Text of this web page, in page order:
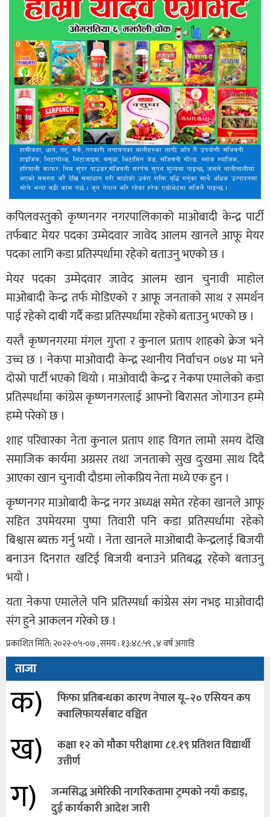
कपिलवस्तुको कृष्णनगर नगरपालिकाको माओबादी केन्द्र पार्टी
तर्फबाट मेयर पदका उम्मेदवार जावेद आलम खानले आफू मेयर
पदका लागि कडा प्रतिस्पर्धामा रहेको बताउनु भएको छ ।
मेयर पदका उम्मेदवार जावेद आलम खान चुनावी माहोल
माओबादी केन्द्र तर्फ मोडिएको र आफू जनताको साथ र समर्थन
पाई रहेको दाबी गर्दै कडा प्रतिस्पर्धामा रहेको बताउनु भएको छ ।
यस्तै कृष्णनगरमा मंगल गुप्ता र कुनाल प्रताप शाहको क्रेज भने
उच्च छ । नेकपा माओवादी केन्द्र स्थानीय निर्वाचन ०७४ मा भने
दोस्रो पार्टी भएको थियो । माओवादी केन्द्र र नेकपा एमालेको कडा
प्रतिस्पर्धामा कांग्रेस कृष्णनगरलाई आफ्नो बिरासत जोगाउन हम्मे
हम्मे परेको छ ।
शाह परिवारका नेता कुनाल प्रताप शाह विगत लामो समय देखि
समाजिक कार्यमा अग्रसर तथा जनताको सुख दुःखमा साथ दिदै
आएका खान चुनावी दौडमा लाेकप्रिय नेता मध्ये एक हुन ।
कृष्णनगर माओबादी केन्द्र नगर अध्यक्ष समेत रहेका खानले आफू
सहित उपमेयरमा पुष्पा तिवारी पनि कडा प्रतिस्पर्धामा रहेको
बिश्वास ब्यक्त गर्नु भयो । नेता खानले माओबादी केन्द्रलाई बिजयी
बनाउन दिनरात खटिई बिजयी बनाउने प्रतिबद्ध रहेको बताउनु
भयो ।
यता नेकपा एमालेले पनि प्रतिस्पर्धा कांग्रेस संग नभइ माओवादी
संग हुने आकलन गरेको छ ।
प्रकाशित मिति: २०२२-०५-०७ , समय : १३:४८:५९ , ४ वर्ष अगाडि
ताजा
क)
फिफा प्रतिबन्धका कारण नेपाल यू–२० एसियन कप
क्वालिफायर्सबाट वञ्चित
ख)
कक्षा १२ को मौका परीक्षामा ८१.१९ प्रतिशत विद्यार्थी
उत्तीर्ण
ग)
जन्मसिद्ध अमेरिकी नागरिकतामा ट्रम्पको नयाँ कडाइ,
दुई कार्यकारी आदेश जारी